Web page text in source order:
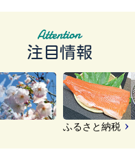
注目情報
ふるさと納税